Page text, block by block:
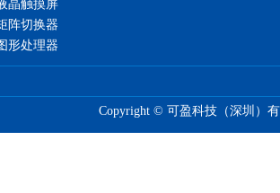
晶触摸屏
阵切换器
形处理器
Copyright © 可盈科技（深圳）